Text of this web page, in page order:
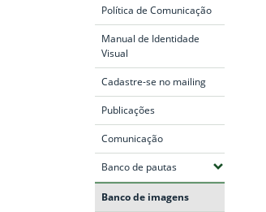
Política de Comunicação
Manual de Identidade
Visual
Cadastre-se no mailing
Publicações
Comunicação
Banco de pautas(Expandir submenus)
Banco de imagens